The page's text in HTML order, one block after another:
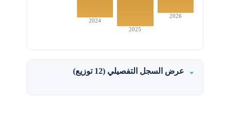
2026
2025
2024
عرض السجل التفصيلي (12 توزيع)